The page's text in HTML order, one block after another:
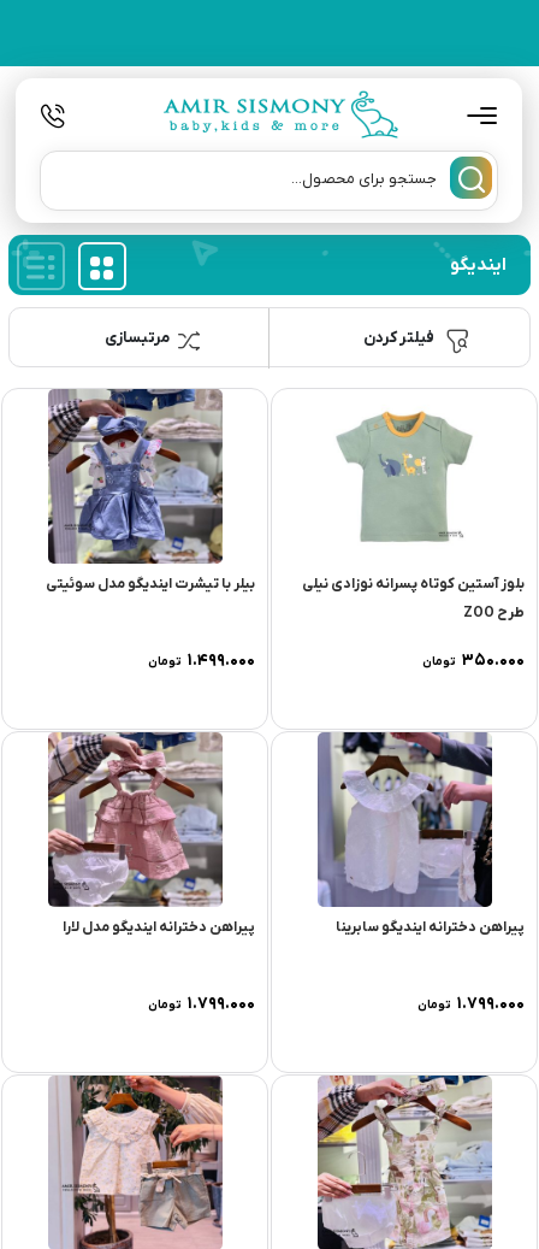
ایندیگو
مرتبسازی فیلتر کردن
بلوز آستین کوتاه پسرانه نوزادی نیلی
طرح ZOO
۳۵۰.۰۰۰ تومان
بیلر با تیشرت ایندیگو مدل سوئیتی
۱.۴۹۹.۰۰۰ تومان
پیراهن دخترانه ایندیگو سابرینا
۱.۷۹۹.۰۰۰ تومان
پیراهن دخترانه ایندیگو مدل لارا
۱.۷۹۹.۰۰۰ تومان